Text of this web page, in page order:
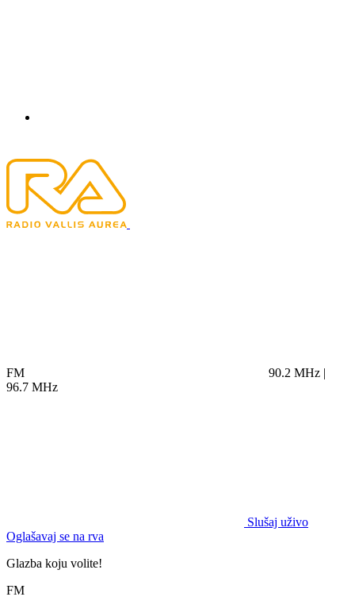
FM
90.2 MHz |
96.7 MHz
Slušaj uživo
Oglašavaj se na rva
Glazba koju volite!
FM